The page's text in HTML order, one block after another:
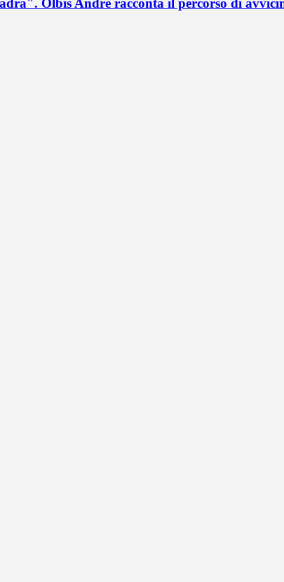
Olbis Andrè racconta il percorso di